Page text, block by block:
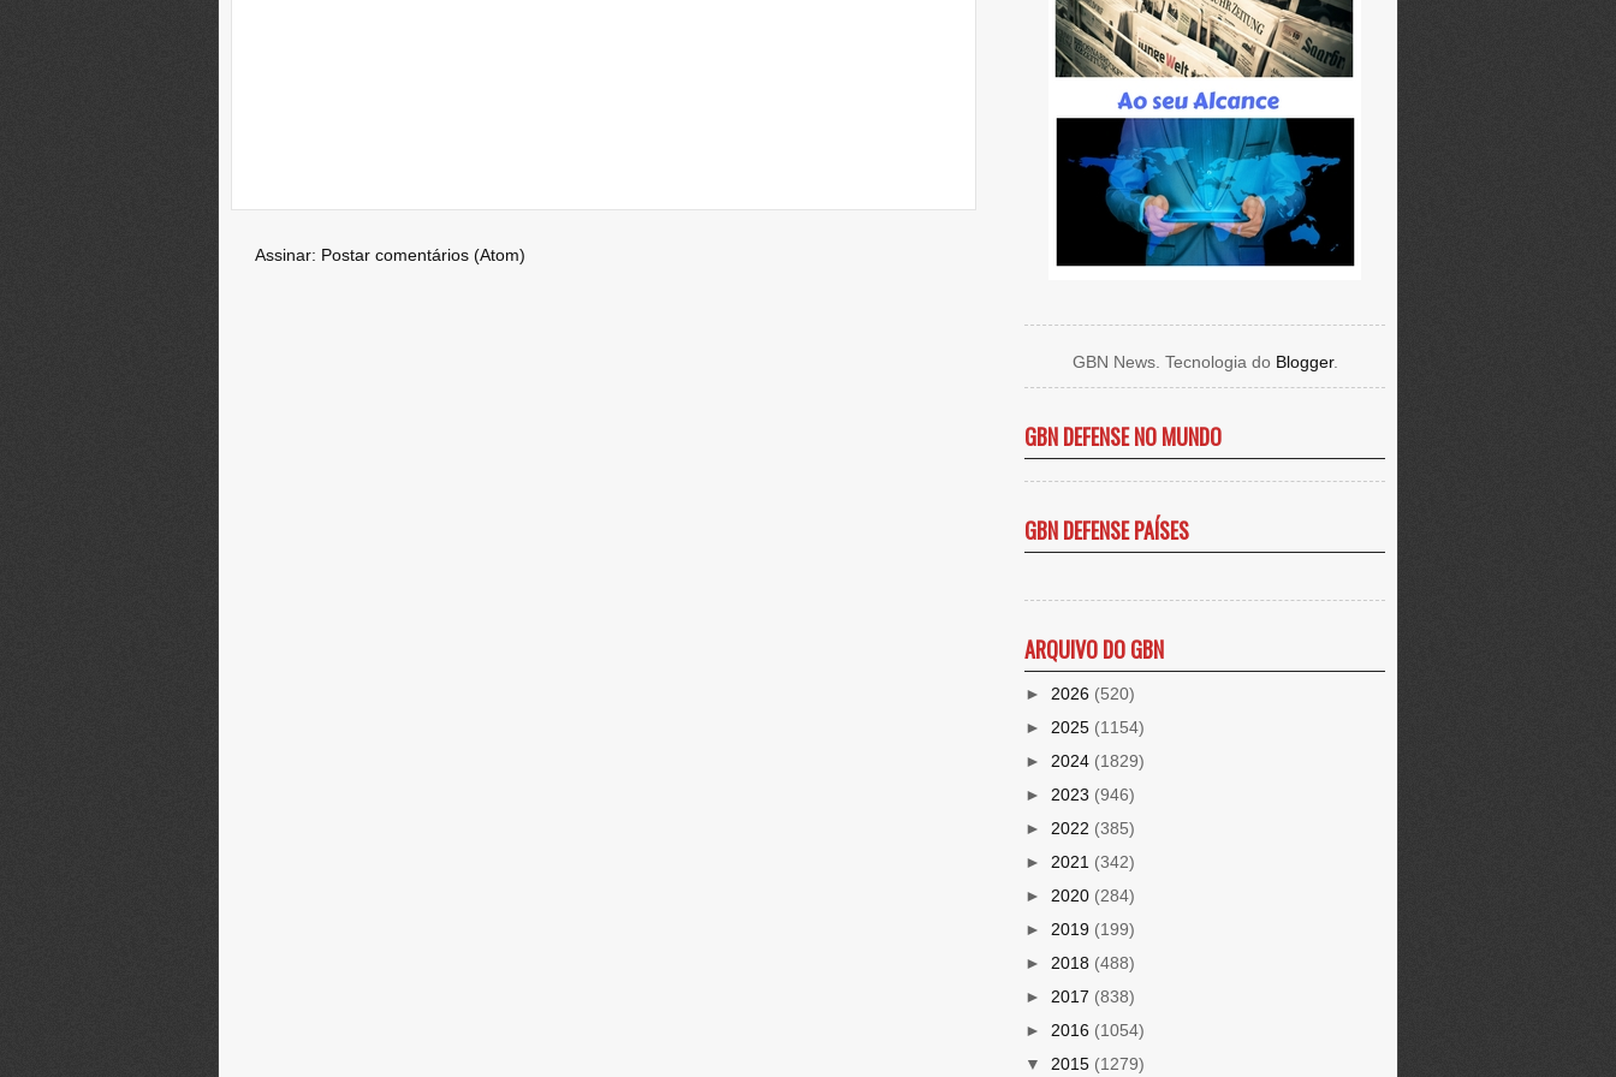
Assinar: Postar comentários (Atom)
GBN News. Tecnologia do Blogger.
GBN DEFENSE NO MUNDO
GBN DEFENSE PAÍSES
ARQUIVO DO GBN
► 2026 (520)
► 2025 (1154)
► 2024 (1829)
► 2023 (946)
► 2022 (385)
► 2021 (342)
► 2020 (284)
► 2019 (199)
► 2018 (488)
► 2017 (838)
► 2016 (1054)
▼ 2015 (1279)